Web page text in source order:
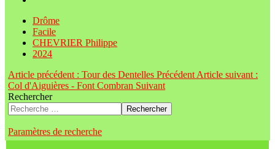
Drôme
Facile
CHEVRIER Philippe
2024
Article précédent : Tour des Dentelles Précédent Article suivant :
Col d'Aiguières - Font Combran Suivant
Rechercher
Rechercher
Paramètres de recherche